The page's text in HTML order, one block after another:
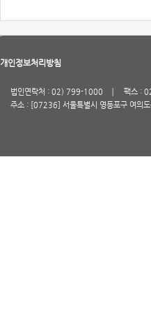
개인정보처리방침
법인연락처 : 02) 799-1000
팩스 :
주소 : [07236] 서울특별시 영등포구 여의